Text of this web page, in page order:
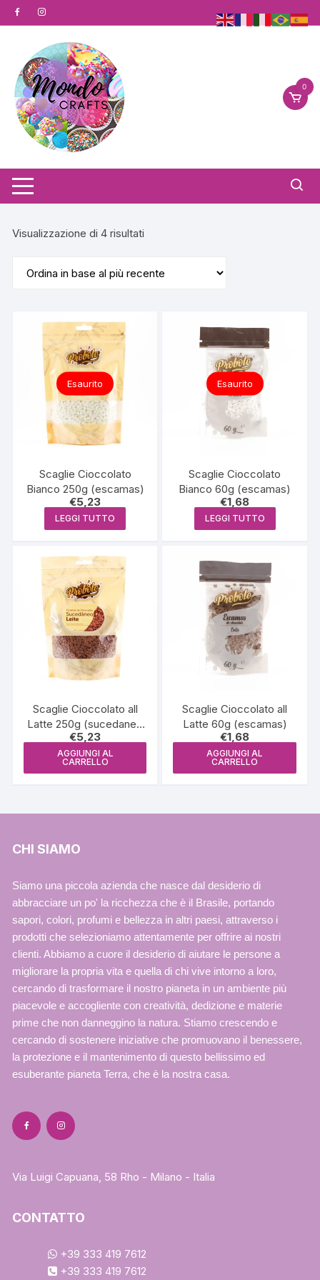
al
0
Visualizzazione di 4 risultati
base
Esaurito
Scaglie Cioccolato
Bianco 250g (escamas)
€5,23
LEGGI TUTTO
Esaurito
Scaglie Cioccolato
Bianco 60g (escamas)
€1,68
LEGGI TUTTO
Scaglie Cioccolato all
Latte 250g (sucedaneo
escamas)
€5,23
AGGIUNGI AL
CARRELLO
Scaglie Cioccolato all
Latte 60g (escamas)
€1,68
AGGIUNGI AL
CARRELLO
CHI SIAMO
Siamo una piccola azienda che nasce dal desiderio di
abbracciare un po' la ricchezza che è il Brasile, portando
sapori, colori, profumi e bellezza in altri paesi, attraverso i
prodotti che selezioniamo attentamente per offrire ai nostri
clienti. Abbiamo a cuore il desiderio di aiutare le persone a
migliorare la propria vita e quella di chi vive intorno a loro,
cercando di trasformare il nostro pianeta in un ambiente più
piacevole e accogliente con creatività, dedizione e materie
prime che non danneggino la natura. Stiamo crescendo e
cercando di sostenere iniziative che promuovano il benessere,
la protezione e il mantenimento di questo bellissimo ed
esuberante pianeta Terra, che è la nostra casa.
Via Luigi Capuana, 58 Rho - Milano - Italia
CONTATTO
+39 333 419 7612
+39 333 419 7612